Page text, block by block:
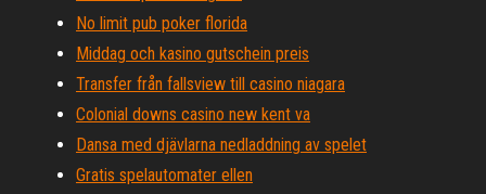
No limit pub poker florida
Middag och kasino gutschein preis
Transfer från fallsview till casino niagara
Colonial downs casino new kent va
Dansa med djävlarna nedladdning av spelet
Gratis spelautomater ellen